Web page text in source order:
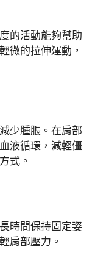
的活動能夠幫助
微的拉伸運動，
少腫脹。在肩部
液循環，減輕僵
式。
時間保持固定姿
肩部壓力。